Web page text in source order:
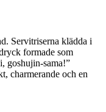
Servitriserna klädda i
formade som
goshujin-sama!”
charmerande och en